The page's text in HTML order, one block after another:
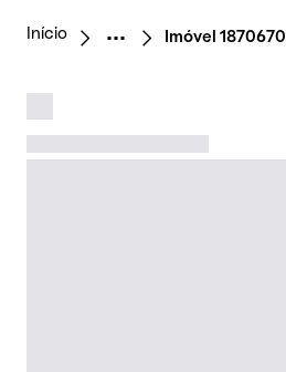
Início Imóvel 1870670